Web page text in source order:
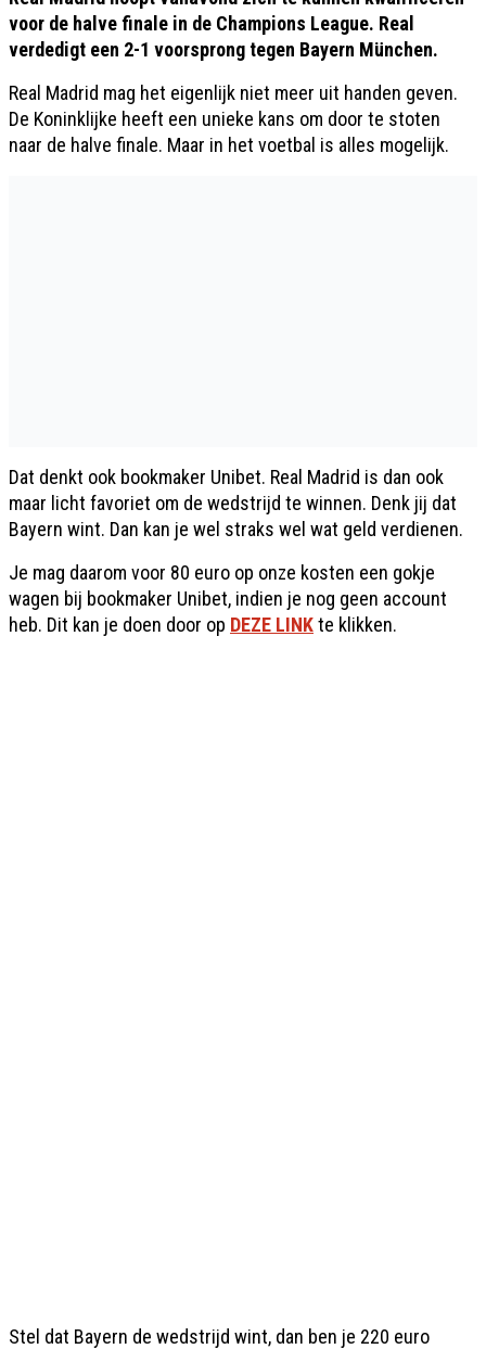
voor de halve finale in de Champions League. Real
verdedigt een 2-1 voorsprong tegen Bayern München.
Real Madrid mag het eigenlijk niet meer uit handen geven.
De Koninklijke heeft een unieke kans om door te stoten
naar de halve finale. Maar in het voetbal is alles mogelijk.
Dat denkt ook bookmaker Unibet. Real Madrid is dan ook
maar licht favoriet om de wedstrijd te winnen. Denk jij dat
Bayern wint. Dan kan je wel straks wel wat geld verdienen.
Je mag daarom voor 80 euro op onze kosten een gokje
wagen bij bookmaker Unibet, indien je nog geen account
heb. Dit kan je doen door op DEZE LINKte klikken.
Stel dat Bayern de wedstrijd wint, dan ben je 220 euro